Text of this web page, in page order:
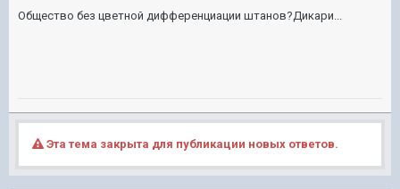
Общество без цветной дифференциации штанов?Дикари...
Эта тема закрыта для публикации новых ответов.